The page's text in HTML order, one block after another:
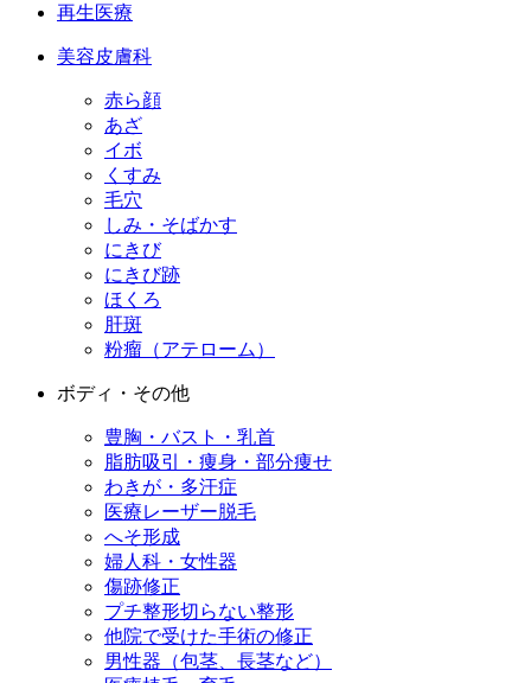
再生医療
美容皮膚科
赤ら顔
あざ
イボ
くすみ
毛穴
しみ・そばかす
にきび
にきび跡
ほくろ
肝斑
粉瘤（アテローム）
ボディ・その他
豊胸・バスト・乳首
脂肪吸引・痩身・部分痩せ
わきが・多汗症
医療レーザー脱毛
へそ形成
婦人科・女性器
傷跡修正
プチ整形切らない整形
他院で受けた手術の修正
男性器（包茎、長茎など）